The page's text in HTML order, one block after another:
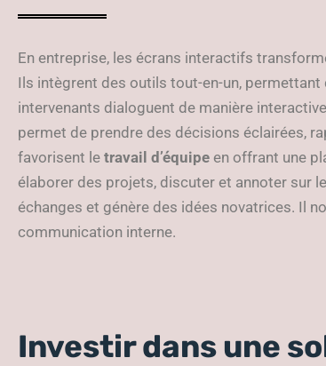
En entreprise, les écrans interactifs
Ils intègrent des outils tout-en-un, permettant
intervenants dialoguent de manière
permet de prendre des décisions éclairées,
favorisent le travail d’équipe en offrant une
élaborer des projets, discuter et annoter sur
échanges et génère des idées novatrices. Il
communication interne.
Investir dans une